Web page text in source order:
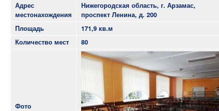
Адрес
местонахождения
Нижегородская область, г. Арзамас,
проспект Ленина, д. 200
Площадь
171,9 кв.м
Количество мест
80
Фото